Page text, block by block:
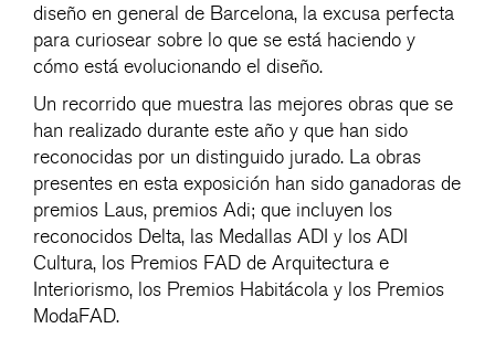
diseño en general de Barcelona, la excusa perfecta
para curiosear sobre lo que se está haciendo y
cómo está evolucionando el diseño.
Un recorrido que muestra las mejores obras que se
han realizado durante este año y que han sido
reconocidas por un distinguido jurado. La obras
presentes en esta exposición han sido ganadoras de
premios Laus, premios Adi; que incluyen los
reconocidos Delta, las Medallas ADI y los ADI
Cultura, los Premios FAD de Arquitectura e
Interiorismo, los Premios Habitácola y los Premios
ModaFAD.